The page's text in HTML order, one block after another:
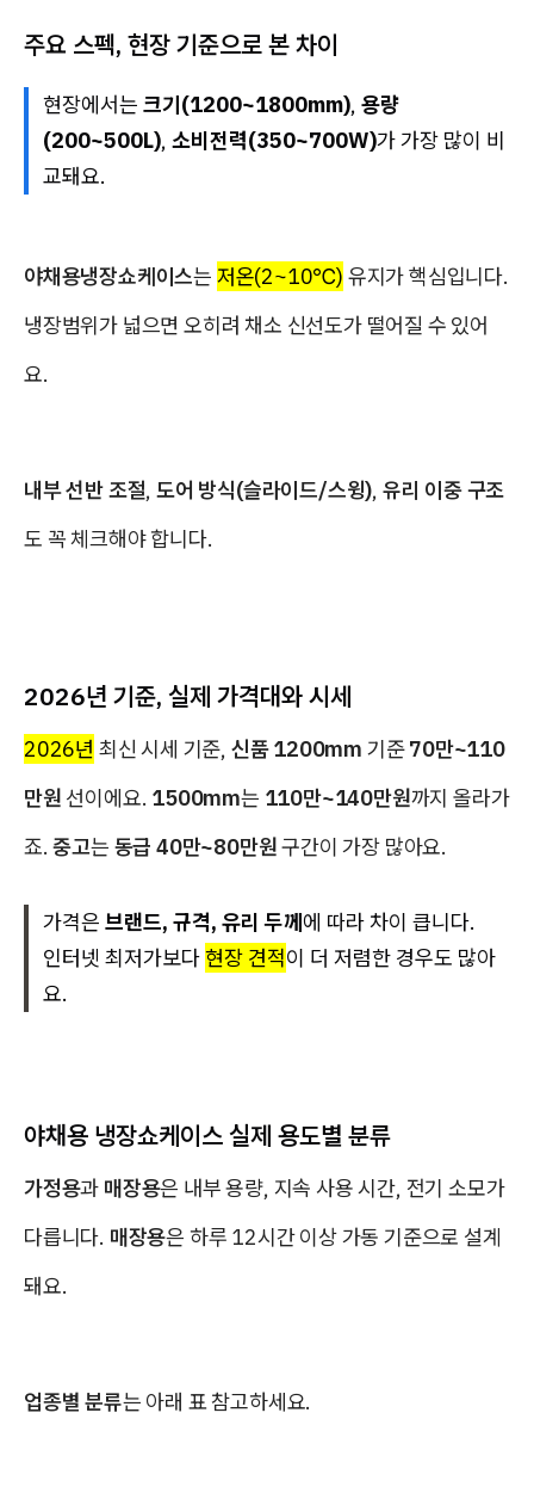
주요 스펙, 현장 기준으로 본 차이
현장에서는 크기(1200~1800mm), 용량
(200~500L), 소비전력(350~700W)가 가장 많이 비
교돼요.
야채용냉장쇼케이스는 저온(2~10℃) 유지가 핵심입니다.
냉장범위가 넓으면 오히려 채소 신선도가 떨어질 수 있어
요.
내부 선반 조절,도어 방식(슬라이드/스윙), 유리 이중 구조
도 꼭 체크해야 합니다.
2026년 기준, 실제 가격대와 시세
2026년 최신 시세 기준, 신품 1200mm 기준70만~110
만원 선이에요. 1500mm는 110만~140만원까지 올라가
죠.중고는 동급 40만~80만원구간이 가장 많아요.
가격은 브랜드, 규격, 유리 두께에 따라 차이 큽니다.
인터넷 최저가보다현장 견적이 더 저렴한 경우도 많아
요.
야채용 냉장쇼케이스 실제 용도별 분류
가정용과 매장용은 내부 용량, 지속 사용 시간, 전기 소모가
다릅니다. 매장용은 하루 12시간 이상 가동 기준으로 설계
돼요.
업종별 분류는 아래 표 참고하세요.